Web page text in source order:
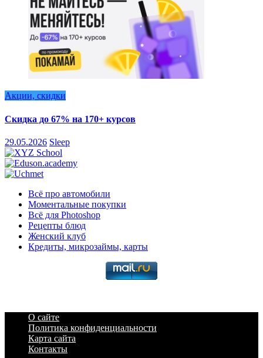
Акции, скидки
Скидка до 67% на 170+ курсов
29.05.2026 Sleep
Всё про автомобили
Моментальные покупки
Всё для Photoshop
Рецепты блюд
Женский клуб
Кредиты, микрозаймы, карты
О сайте
Политика конфиденциальности
Карта сайта
Контакты